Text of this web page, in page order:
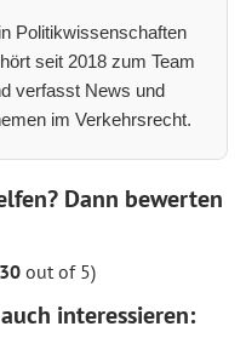
Politikwissenschaften
seit 2018 zum Team
verfasst News und
im Verkehrsrecht.
Dann bewerten
out of 5)
interessieren: